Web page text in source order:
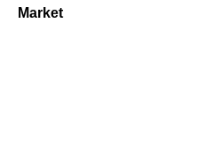
Market